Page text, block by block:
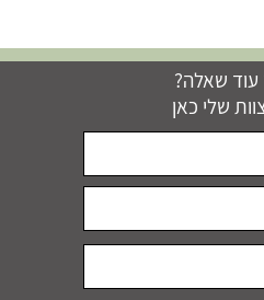
עוד שאלה?
שלי כאן